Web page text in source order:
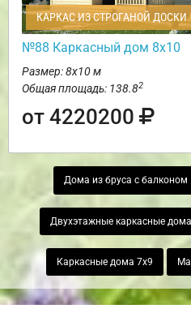
КАРКАС ИЗ СТРОГАНОЙ ДОСКИ
№88 Каркасный дом 8х10
Размер: 8х10 м
Общая площадь: 138.82
от 4220200
Дома из бруса с балконом
Двухэтажные каркасные дома
Каркасные дома 7х9